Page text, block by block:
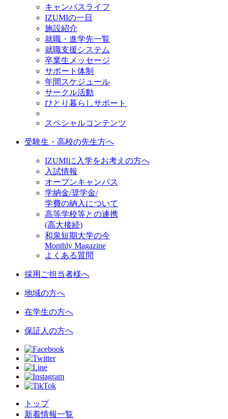
キャンパスライフ
IZUMIの一日
施設紹介
就職・進学先一覧
就職支援システム
卒業生メッセージ
サポート体制
年間スケジュール
サークル活動
ひとり暮らしサポート
スペシャルコンテンツ
受験生・高校の先生方へ
IZUMIに入学をお考えの方へ
入試情報
オープンキャンパス
学納金/奨学金/
学費の納入について
高等学校等との連携
(高大接続)
和泉短期大学の今
Monthly Magazine
よくある質問
採用ご担当者様へ
地域の方へ
在学生の方へ
保証人の方へ
トップ
新着情報一覧